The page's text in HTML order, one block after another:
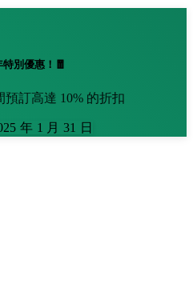
別優惠！🧧
訂高達 10% 的折扣
年 1 月 31 日